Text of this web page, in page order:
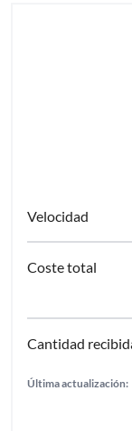
Última actualización: